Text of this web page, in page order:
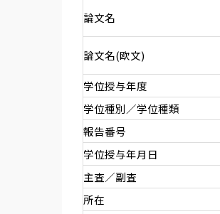
論文名
論文名(欧文)
学位授与年度
学位種別／学位種類
報告番号
学位授与年月日
主査／副査
所在